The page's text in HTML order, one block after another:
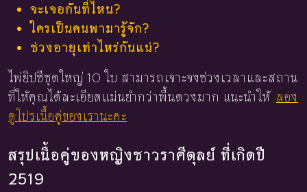
จะเจอกันที่ไหน?
ใครเป็นคนพามารู้จัก?
ช่วงอายุเท่าไหร่กันแน่?
ไพ่ยิปซีชุดใหญ่ 10 ใบ สามารถเจาะจงช่วงเวลาและสถาน
ที่ให้คุณได้ละเอียดแม่นยำกว่าพื้นดวงมาก แนะนำให้ ลอง
ดูโปรเนื้อคู่ของเรานะคะ
สรุปเนื้อคู่ของหญิงชาวราศีตุลย์ ที่เกิดปี
2519